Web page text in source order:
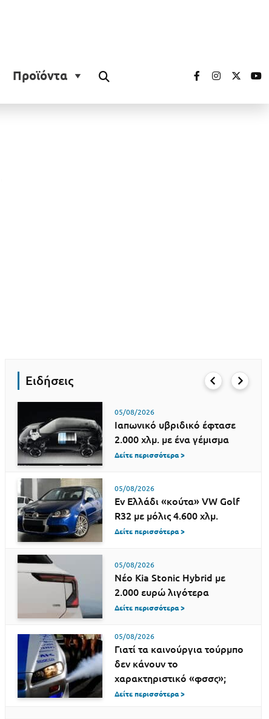
Προϊόντα
Ειδήσεις
05/08/2026
Ιαπωνικό υβριδικό έφτασε
2.000 χλμ. με ένα γέμισμα
Δείτε περισσότερα >
05/08/2026
Εν Ελλάδι «κούτα» VW Golf
R32 με μόλις 4.600 χλμ.
Δείτε περισσότερα >
05/08/2026
Νέο Kia Stonic Hybrid με
2.000 ευρώ λιγότερα
Δείτε περισσότερα >
05/08/2026
Γιατί τα καινούργια τούρμπο
δεν κάνουν το
χαρακτηριστικό «φσσς»;
Δείτε περισσότερα >